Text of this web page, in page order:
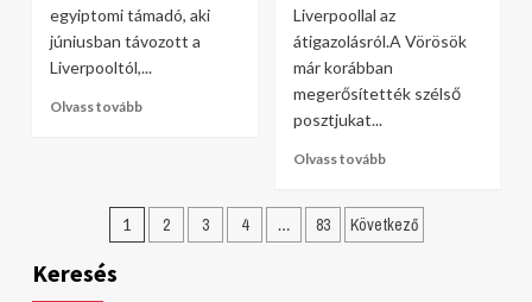
egyiptomi támadó, aki
júniusban távozott a
Liverpooltól,...
Olvass tovább
Liverpoollal az
átigazolásról.A Vörösök
már korábban
megerősítették szélső
posztjukat...
Olvass tovább
Bejegyzések
1 2 3 4 … 83 Következő
Keresés